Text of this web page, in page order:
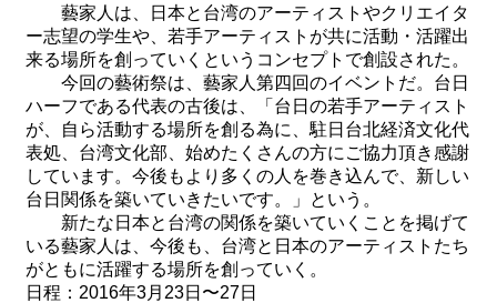
藝家人は、日本と台湾のアーティストやクリエイタ
ー志望の学生や、若手アーティストが共に活動・活躍出
来る場所を創っていくというコンセプトで創設された。
今回の藝術祭は、藝家人第四回のイベントだ。台日
ハーフである代表の古後は、「台日の若手アーティスト
が、自ら活動する場所を創る為に、駐日台北経済文化代
表処、台湾文化部、始めたくさんの方にご協力頂き感謝
しています。今後もより多くの人を巻き込んで、新しい
台日関係を築いていきたいです。」という。
新たな日本と台湾の関係を築いていくことを掲げて
いる藝家人は、今後も、台湾と日本のアーティストたち
がともに活躍する場所を創っていく。
日程： 2016年3月 23日〜27日